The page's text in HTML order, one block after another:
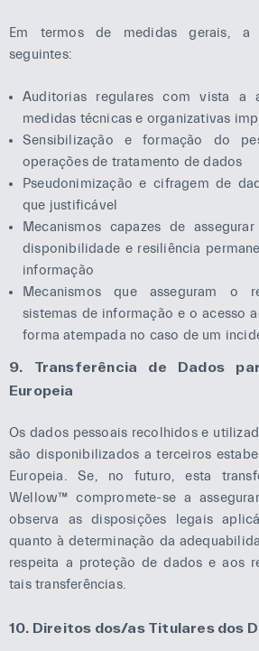
Em termos de medidas gerais,
seguintes:
Auditorias regulares com vista a
medidas técnicas e organizativas
Sensibilização e formação do
operações de tratamento de dados
Pseudonimização e cifragem de
que justificável
Mecanismos capazes de
disponibilidade e resiliência
informação
Mecanismos que asseguram o
sistemas de informação e o acesso
forma atempada no caso de um
9. Transferência de Dados
Europeia
Os dados pessoais recolhidos e
são disponibilizados a terceiros
Europeia. Se, no futuro, esta
Wellow™ compromete-se a
observa as disposições legais
quanto à determinação da
respeita a proteção de dados e aos
tais transferências.
10. Direitos dos/as Titulares dos